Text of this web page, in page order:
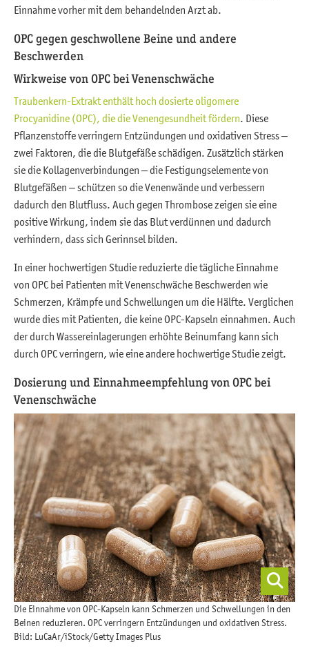
Einnahme vorher mit dem behandelnden Arzt ab.
OPC gegen geschwollene Beine und andere
Beschwerden
Wirkweise von OPC bei Venenschwäche
Traubenkern-Extrakt enthält hoch dosierte oligomere
Procyanidine (OPC), die die Venengesundheit fördern. Diese
Pflanzenstoffe verringern Entzündungen und oxidativen Stress –
zwei Faktoren, die die Blutgefäße schädigen. Zusätzlich stärken
sie die Kollagenverbindungen – die Festigungselemente von
Blutgefäßen – schützen so die Venenwände und verbessern
dadurch den Blutfluss. Auch gegen Thrombose zeigen sie eine
positive Wirkung, indem sie das Blut verdünnen und dadurch
verhindern, dass sich Gerinnsel bilden.
In einer hochwertigen Studie reduzierte die tägliche Einnahme
von OPC bei Patienten mit Venenschwäche Beschwerden wie
Schmerzen, Krämpfe und Schwellungen um die Hälfte. Verglichen
wurde dies mit Patienten, die keine OPC-Kapseln einnahmen. Auch
der durch Wassereinlagerungen erhöhte Beinumfang kann sich
durch OPC verringern, wie eine andere hochwertige Studie zeigt.
Dosierung und Einnahmeempfehlung von OPC bei
Venenschwäche
Die Einnahme von OPC-Kapseln kann Schmerzen und Schwellungen in den
Beinen reduzieren. OPC verringern Entzündungen und oxidativen Stress.
Bild: LuCaAr/iStock/Getty Images Plus